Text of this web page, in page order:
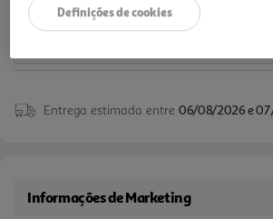
Entrega estimada entre 06/08/2026 e
Informações de Marketing
Definições de cookies